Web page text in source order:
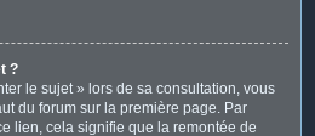
?
le sujet » lors de sa consultation, vous
du forum sur la première page. Par
lien, cela signifie que la remontée de